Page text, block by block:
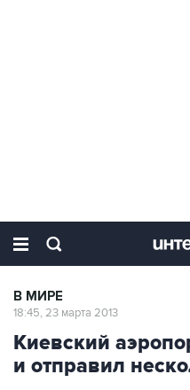
В МИРЕ
18:45, 23 марта 2013
Киевский
и отправил